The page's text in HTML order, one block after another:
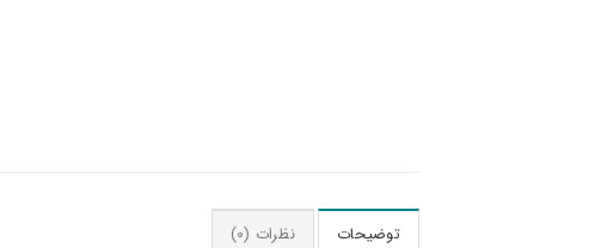
توضیحات نظرات (0)